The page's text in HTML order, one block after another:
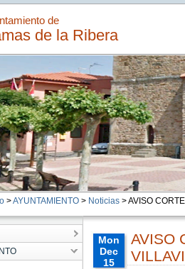
de
de la Ribera
>AYUNTAMIENTO> Noticias> AVISO
Mon
Dec
15
AVISO